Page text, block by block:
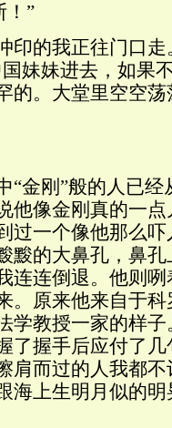
！”
印的我正往门口走
妹妹进去，如果
的。大堂里空空
“金刚”般的人已
他像金刚真的一
过一个像他那么吓
黢的大鼻孔，鼻
连连倒退。他则
。原来他来自于
学教授一家的样
了握手后应付了
肩而过的人我都
海上生明月似的